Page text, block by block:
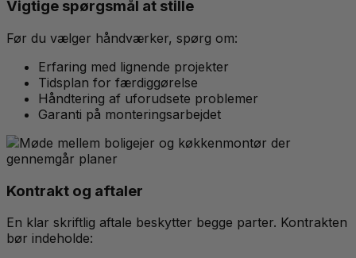
Vigtige spørgsmål at stille
Før du vælger håndværker, spørg om:
Erfaring med lignende projekter
Tidsplan for færdiggørelse
Håndtering af uforudsete problemer
Garanti på monteringsarbejdet
Kontrakt og aftaler
En klar skriftlig aftale beskytter begge parter. Kontrakten
bør indeholde: